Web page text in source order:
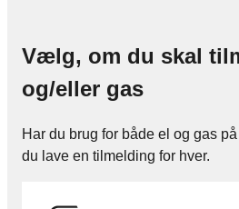
Vælg, om du skal
og/eller gas
Har du brug for både el og gas
du lave en tilmelding for hver.